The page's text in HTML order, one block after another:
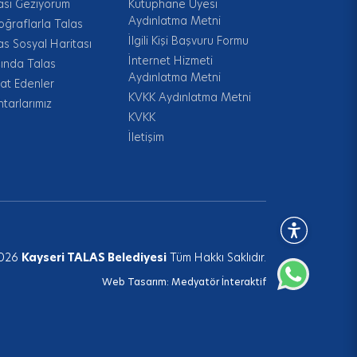
Geziyorum
Talas
Sosyal Haritası
Talas
Edenler
Kütüphane Üyesi
Aydınlatma Metni
İlgili Kişi Başvuru Formu
İnternet Hizmeti
Aydınlatma Metni
KVKK Aydınlatma Metni
KVKK
İletişim
Kayseri TALAS Belediyesi Tüm Hakkı Saklıdır.
Web Tasarım: Medyatör İnteraktif